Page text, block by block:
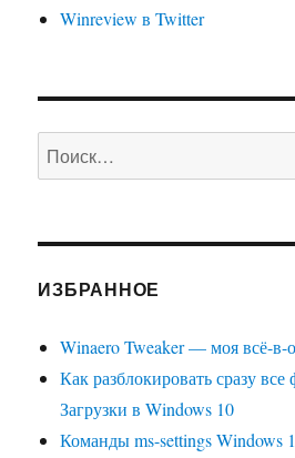
Winreview в Twitter
Искать:
ИЗБРАННОЕ
Winaero Tweaker — моя всё-в-
Как разблокировать сразу
Загрузки в Windows 10
Команды ms-settings Windows